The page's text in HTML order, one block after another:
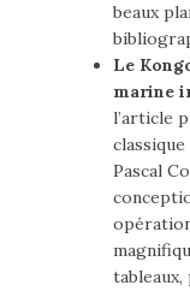
beaux
Le
marine
l’article
Pascal